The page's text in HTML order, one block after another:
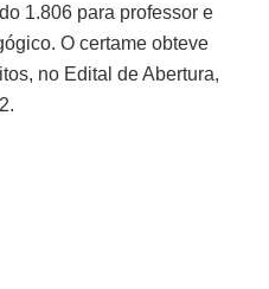
1.806 para professor e
O certame obteve
no Edital de Abertura,